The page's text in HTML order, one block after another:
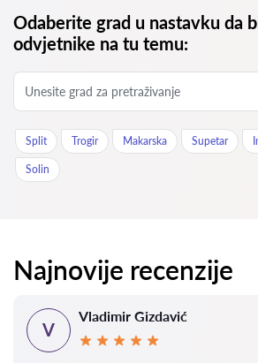
Odaberite grad u nastavku da
odvjetnike na tu temu:
Split Trogir Makarska Supetar
Solin
Najnovije recenzije
V
Vladimir Gizdavić